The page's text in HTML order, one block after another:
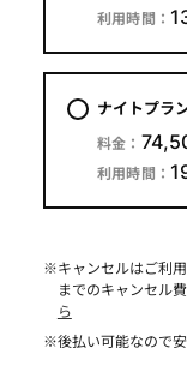
利用時間：
ナイトプラ
料金：
利用時間：
※キャンセルはご利
までのキャンセル
ら
※後払い可能なので安